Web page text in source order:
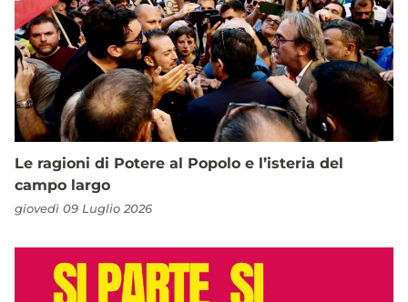
Le ragioni di Potere al Popolo e l’isteria del
campo largo
giovedì 09 Luglio 2026